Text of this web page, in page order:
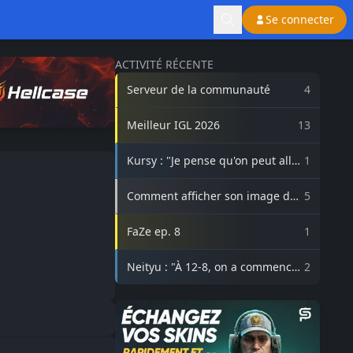
Se connecter
ACTIVITÉ RÉCENTE
Serveur de la communauté
4
Meilleur IGL 2026 13
Kursy : "Je pense qu'on peut aller
3DMAX"
1
Comment afficher son image de
5
FaZe ep. 8 1
Neityu : "À 12-8, on a commencé 2